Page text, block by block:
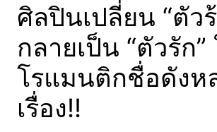
ศิลปินเปลี่ยน “ตัว
กลายเป็น “ตัวรัก
โรแมนติกชื่อดังห
เรื่อง!!